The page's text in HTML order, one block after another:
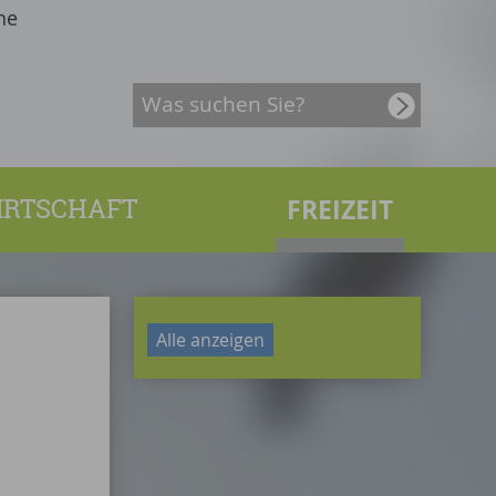
FREIZEIT
Alle anzeigen